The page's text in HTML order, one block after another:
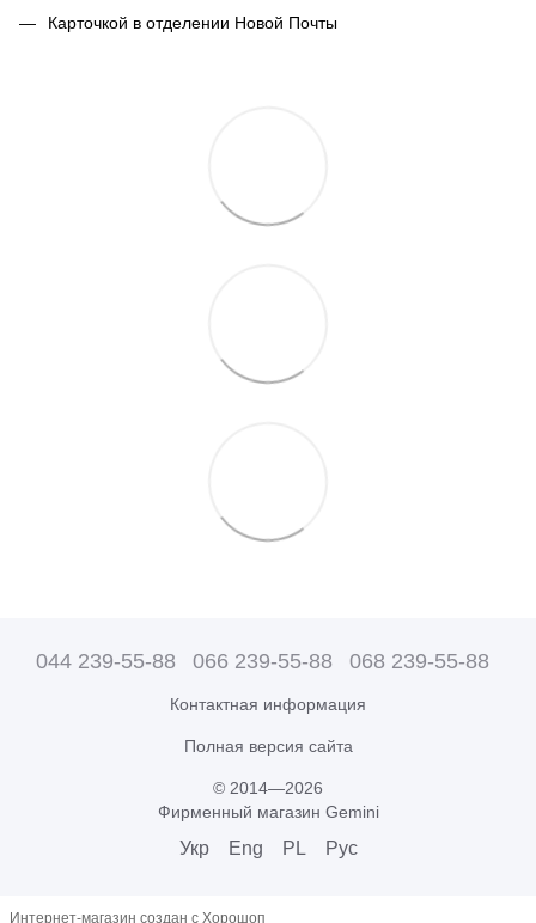
Карточкой в отделении Новой Почты
044 239-55-88 066 239-55-88 068 239-55-88
Контактная информация
Полная версия сайта
© 2014—2026
Фирменный магазин Gemini
Укр Eng PL Рус
Интернет-магазин создан с Хорошоп